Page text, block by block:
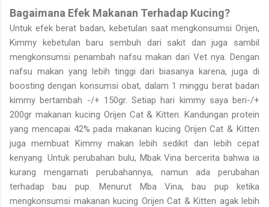
Bagaimana Efek Makanan Terhadap Kucing?
Untuk efek berat badan, kebetulan saat mengkonsumsi Orijen,
Kimmy kebetulan baru sembuh dari sakit dan juga sambil
mengkonsumsi penambah nafsu makan dari Vet nya. Dengan
nafsu makan yang lebih tinggi dari biasanya karena, juga di
boosting dengan konsumsi obat, dalam 1 minggu berat badan
kimmy bertambah -/+ 150gr. Setiap hari kimmy saya beri-/+
200gr makanan kucing Orijen Cat & Kitten. Kandungan protein
yang mencapai 42% pada makanan kucing Orijen Cat & Kitten
juga membuat Kimmy makan lebih sedikit dan lebih cepat
kenyang. Untuk perubahan bulu, Mbak Vina bercerita bahwa ia
kurang mengamati perubahannya, namun ada perubahan
terhadap bau pup. Menurut Mba Vina, bau pup ketika
mengkonsumsi makanan kucing Orijen Cat & Kitten agak lebih